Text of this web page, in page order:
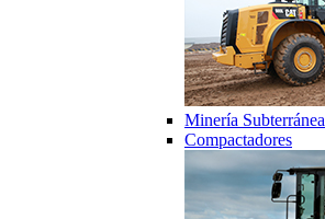
Minería Subterránea
Compactadores